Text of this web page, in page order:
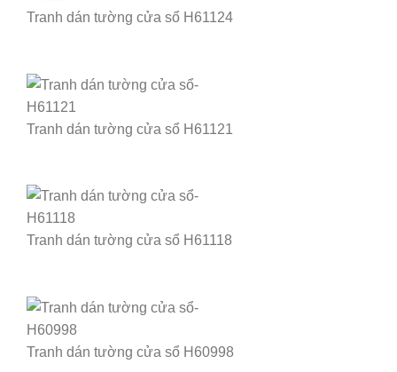
Tranh dán tường cửa sổ H61124
Tranh dán tường cửa sổ H61121
Tranh dán tường cửa sổ H61118
Tranh dán tường cửa sổ H60998